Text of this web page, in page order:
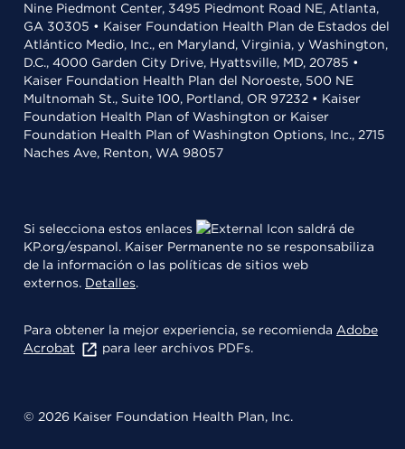
Nine Piedmont Center, 3495 Piedmont Road NE, Atlanta,
GA 30305 • Kaiser Foundation Health Plan de Estados del
Atlántico Medio, Inc., en Maryland, Virginia, y Washington,
D.C., 4000 Garden City Drive, Hyattsville, MD, 20785 •
Kaiser Foundation Health Plan del Noroeste, 500 NE
Multnomah St., Suite 100, Portland, OR 97232 • Kaiser
Foundation Health Plan of Washington or Kaiser
Foundation Health Plan of Washington Options, Inc., 2715
Naches Ave, Renton, WA 98057
Si selecciona estos enlaces
saldrá de
KP.org/espanol. Kaiser Permanente no se responsabiliza
de la información o las políticas de sitios web
externos. Detalles.
Para obtener la mejor experiencia, se recomienda Adobe
Acrobat
para leer archivos PDFs.
© 2026 Kaiser Foundation Health Plan, Inc.